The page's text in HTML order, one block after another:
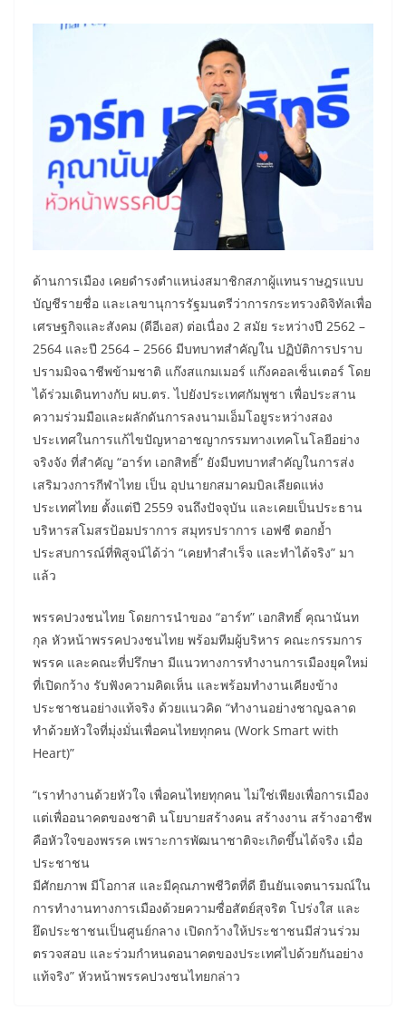
ด้านการเมือง เคยดำรงตำแหน่งสมาชิกสภาผู้แทนราษฎรแบบ
บัญชีรายชื่อ และเลขานุการรัฐมนตรีว่าการกระทรวงดิจิทัลเพื่อ
เศรษฐกิจและสังคม (ดีอีเอส) ต่อเนื่อง 2 สมัย ระหว่างปี 2562 –
2564 และปี 2564 – 2566 มีบทบาทสำคัญใน ปฏิบัติการปราบ
ปรามมิจฉาชีพข้ามชาติ แก๊งสแกมเมอร์ แก๊งคอลเซ็นเตอร์ โดย
ได้ร่วมเดินทางกับ ผบ.ตร. ไปยังประเทศกัมพูชา เพื่อประสาน
ความร่วมมือและผลักดันการลงนามเอ็มโอยูระหว่างสอง
ประเทศในการแก้ไขปัญหาอาชญากรรมทางเทคโนโลยีอย่าง
จริงจัง ที่สำคัญ “อาร์ท เอกสิทธิ์” ยังมีบทบาทสำคัญในการส่ง
เสริมวงการกีฬาไทย เป็น อุปนายกสมาคมบิลเลียดแห่ง
ประเทศไทย ตั้งแต่ปี 2559 จนถึงปัจจุบัน และเคยเป็นประธาน
บริหารสโมสรป้อมปราการ สมุทรปราการ เอฟซี ตอกย้ำ
ประสบการณ์ที่พิสูจน์ได้ว่า “เคยทำสำเร็จ และทำได้จริง” มา
แล้ว
พรรคปวงชนไทย โดยการนำของ “อาร์ท” เอกสิทธิ์ คุณานันท
กุล หัวหน้าพรรคปวงชนไทย พร้อมทีมผู้บริหาร คณะกรรมการ
พรรค และคณะที่ปรึกษา มีแนวทางการทำงานการเมืองยุคใหม่
ที่เปิดกว้าง รับฟังความคิดเห็น และพร้อมทำงานเคียงข้าง
ประชาชนอย่างแท้จริง ด้วยแนวคิด “ทำงานอย่างชาญฉลาด
ทำด้วยหัวใจที่มุ่งมั่นเพื่อคนไทยทุกคน (Work Smart with
Heart)”
“เราทำงานด้วยหัวใจ เพื่อคนไทยทุกคน ไม่ใช่เพียงเพื่อการเมือง
แต่เพื่ออนาคตของชาติ นโยบายสร้างคน สร้างงาน สร้างอาชีพ
คือหัวใจของพรรค เพราะการพัฒนาชาติจะเกิดขึ้นได้จริง เมื่อ
ประชาชน
มีศักยภาพ มีโอกาส และมีคุณภาพชีวิตที่ดี ยืนยันเจตนารมณ์ใน
การทำงานทางการเมืองด้วยความซื่อสัตย์สุจริต โปร่งใส และ
ยึดประชาชนเป็นศูนย์กลาง เปิดกว้างให้ประชาชนมีส่วนร่วม
ตรวจสอบ และร่วมกำหนดอนาคตของประเทศไปด้วยกันอย่าง
แท้จริง” หัวหน้าพรรคปวงชนไทยกล่าว